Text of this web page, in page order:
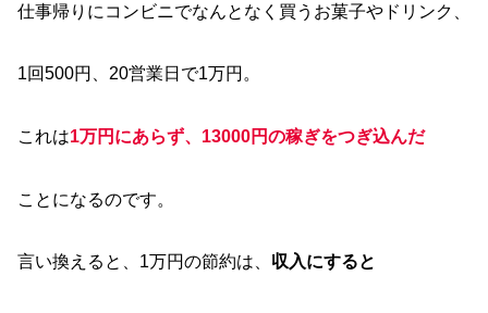
仕事帰りにコンビニでなんとなく買うお菓子やドリンク、
1回500円、20営業日で1万円。
これは1万円にあらず、13000円の稼ぎをつぎ込んだ
ことになるのです。
言い換えると、1万円の節約は、 収入にすると